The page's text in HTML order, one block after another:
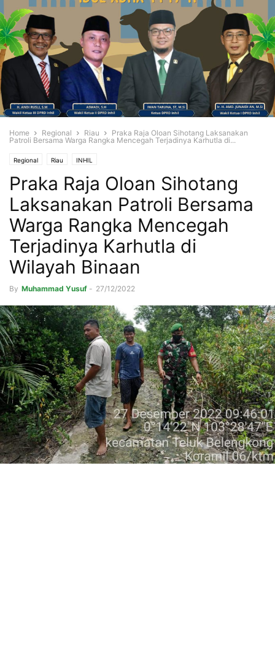
Home Regional Riau
Praka Raja Oloan Sihotang Laksanakan
Patroli Bersama Warga Rangka Mencegah Terjadinya Karhutla di...
Regional Riau INHIL
Praka Raja Oloan Sihotang
Laksanakan Patroli Bersama
Warga Rangka Mencegah
Terjadinya Karhutla di
Wilayah Binaan
By Muhammad Yusuf - 27/12/2022